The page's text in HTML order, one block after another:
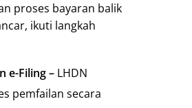
proses bayaran balik
ikuti langkah
e-Filing – LHDN
pemfailan secara